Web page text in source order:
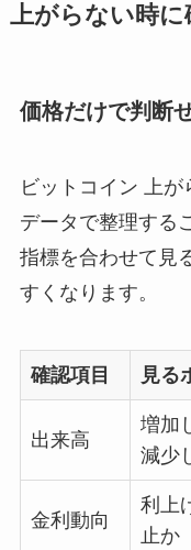
上がらない時
価格だけで判断
ビットコイン 上が
データで整理する
指標を合わせて見
すくなります。
確認項目 見る
出来高
増加
減少
金利動向
利上
止か